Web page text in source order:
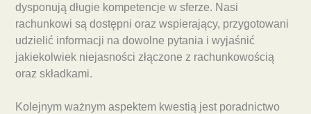
dysponują długie kompetencje w sferze. Nasi
rachunkowi są dostępni oraz wspierający, przygotowani
udzielić informacji na dowolne pytania i wyjaśnić
jakiekolwiek niejasności złączone z rachunkowością
oraz składkami.
Kolejnym ważnym aspektem kwestią jest poradnictwo